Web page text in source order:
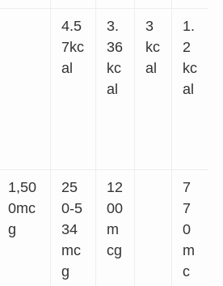
4.5
7kc
al
3.
36
kc
al
3
kc
al
1.
2
kc
al
1,50
0mc
g
25
0-5
34
mc
g
12
00
m
cg
7
7
0
m
c